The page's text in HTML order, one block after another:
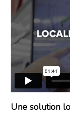
Une solution